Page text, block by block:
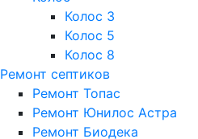
Колос 3
Колос 5
Колос 8
Ремонт септиков
Ремонт Топас
Ремонт Юнилос Астра
Ремонт Биодека